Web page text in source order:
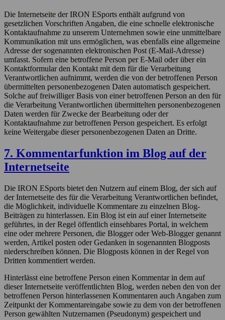
Die Internetseite der IRON ESports enthält aufgrund von
gesetzlichen Vorschriften Angaben, die eine schnelle elektronische
Kontaktaufnahme zu unserem Unternehmen sowie eine unmittelbare
Kommunikation mit uns ermöglichen, was ebenfalls eine allgemeine
Adresse der sogenannten elektronischen Post (E-Mail-Adresse)
umfasst. Sofern eine betroffene Person per E-Mail oder über ein
Kontaktformular den Kontakt mit dem für die Verarbeitung
Verantwortlichen aufnimmt, werden die von der betroffenen Person
übermittelten personenbezogenen Daten automatisch gespeichert.
Solche auf freiwilliger Basis von einer betroffenen Person an den für
die Verarbeitung Verantwortlichen übermittelten personenbezogenen
Daten werden für Zwecke der Bearbeitung oder der
Kontaktaufnahme zur betroffenen Person gespeichert. Es erfolgt
keine Weitergabe dieser personenbezogenen Daten an Dritte.
7. Kommentarfunktion im Blog auf der
Internetseite
Die IRON ESports bietet den Nutzern auf einem Blog, der sich auf
der Internetseite des für die Verarbeitung Verantwortlichen befindet,
die Möglichkeit, individuelle Kommentare zu einzelnen Blog-
Beiträgen zu hinterlassen. Ein Blog ist ein auf einer Internetseite
geführtes, in der Regel öffentlich einsehbares Portal, in welchem
eine oder mehrere Personen, die Blogger oder Web-Blogger genannt
werden, Artikel posten oder Gedanken in sogenannten Blogposts
niederschreiben können. Die Blogposts können in der Regel von
Dritten kommentiert werden.
Hinterlässt eine betroffene Person einen Kommentar in dem auf
dieser Internetseite veröffentlichten Blog, werden neben den von der
betroffenen Person hinterlassenen Kommentaren auch Angaben zum
Zeitpunkt der Kommentareingabe sowie zu dem von der betroffenen
Person gewählten Nutzernamen (Pseudonym) gespeichert und